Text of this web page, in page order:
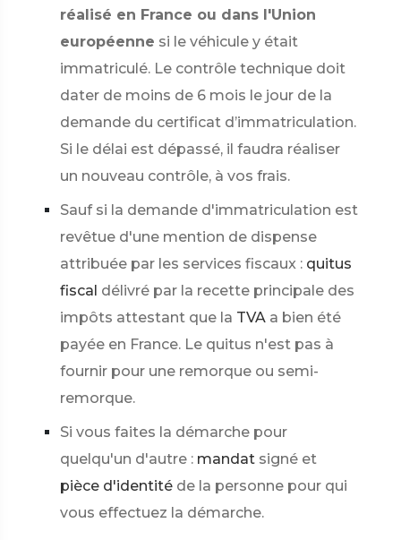
réalisé en France ou dans l'Union
européenne si le véhicule y était
immatriculé. Le contrôle technique doit
dater de moins de 6 mois le jour de la
demande du certificat d’immatriculation.
Si le délai est dépassé, il faudra réaliser
un nouveau contrôle, à vos frais.
Sauf si la demande d'immatriculation est
revêtue d'une mention de dispense
attribuée par les services fiscaux : quitus
fiscal délivré par la recette principale des
impôts attestant que la TVA a bien été
payée en France. Le quitus n'est pas à
fournir pour une remorque ou semi-
remorque.
Si vous faites la démarche pour
quelqu'un d'autre : mandat signé et
pièce d'identité de la personne pour qui
vous effectuez la démarche.